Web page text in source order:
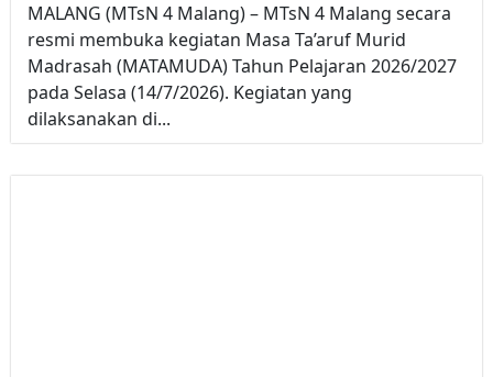
MALANG (MTsN 4 Malang) – MTsN 4 Malang secara
resmi membuka kegiatan Masa Ta’aruf Murid
Madrasah (MATAMUDA) Tahun Pelajaran 2026/2027
pada Selasa (14/7/2026). Kegiatan yang
dilaksanakan di...